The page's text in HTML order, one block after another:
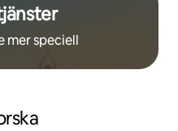
mer speciell